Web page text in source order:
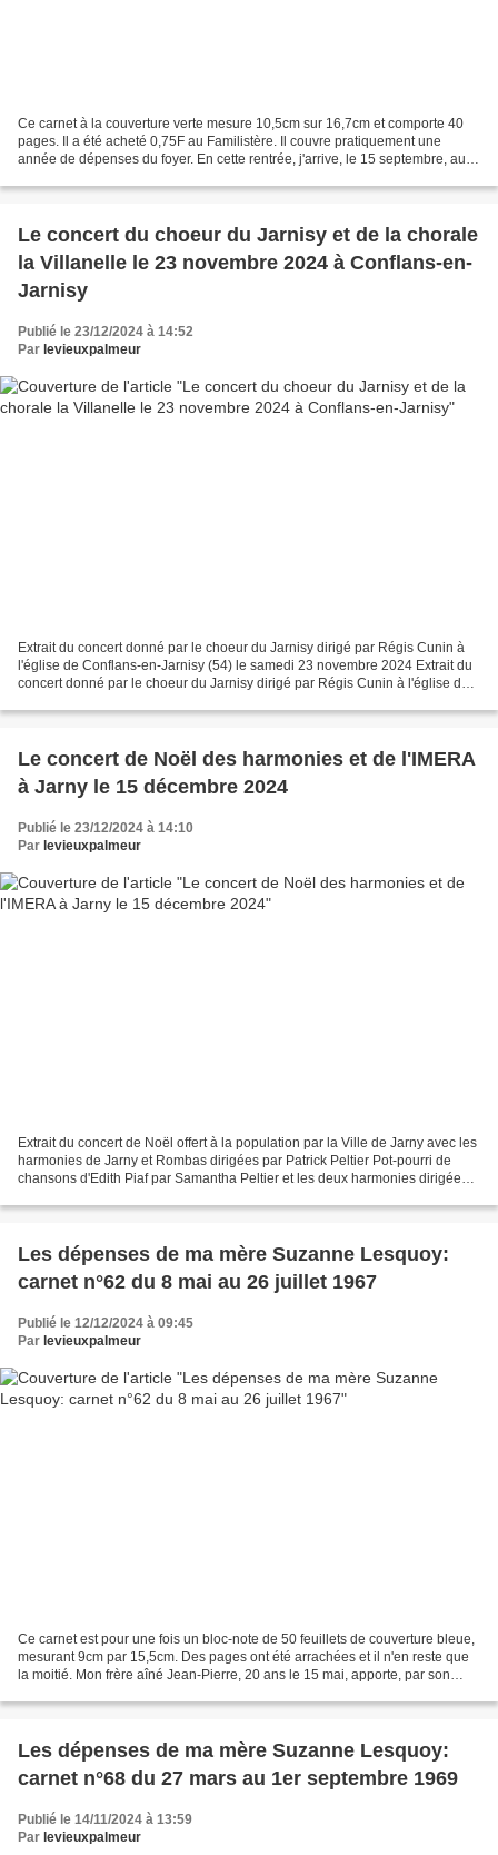
Ce carnet à la couverture verte mesure 10,5cm sur 16,7cm et comporte 40
pages. Il a été acheté 0,75F au Familistère. Il couvre pratiquement une
année de dépenses du foyer. En cette rentrée, j'arrive, le 15 septembre, au
Le concert du choeur du Jarnisy et de la chorale
la Villanelle le 23 novembre 2024 à Conflans-en-
Jarnisy
Publié le 23/12/2024 à 14:52
Par levieuxpalmeur
Extrait du concert donné par le choeur du Jarnisy dirigé par Régis Cunin à
l'église de Conflans-en-Jarnisy (54) le samedi 23 novembre 2024 Extrait du
concert donné par le choeur du Jarnisy dirigé par Régis Cunin à l'église de
Le concert de Noël des harmonies et de l'IMERA
à Jarny le 15 décembre 2024
Publié le 23/12/2024 à 14:10
Par levieuxpalmeur
Extrait du concert de Noël offert à la population par la Ville de Jarny avec les
harmonies de Jarny et Rombas dirigées par Patrick Peltier Pot-pourri de
chansons d'Edith Piaf par Samantha Peltier et les deux harmonies dirigées
Les dépenses de ma mère Suzanne Lesquoy:
carnet n°62 du 8 mai au 26 juillet 1967
Publié le 12/12/2024 à 09:45
Par levieuxpalmeur
Ce carnet est pour une fois un bloc-note de 50 feuillets de couverture bleue,
mesurant 9cm par 15,5cm. Des pages ont été arrachées et il n'en reste que
la moitié. Mon frère aîné Jean-Pierre, 20 ans le 15 mai, apporte, par son
Les dépenses de ma mère Suzanne Lesquoy:
carnet n°68 du 27 mars au 1er septembre 1969
Publié le 14/11/2024 à 13:59
Par levieuxpalmeur